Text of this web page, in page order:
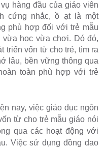
hàng đầu của giáo viên
cứng nhắc, ồ ạt là một
phù hợp đối với trẻ mẫu
vừa học vừa chơi. Dó đó,
triển vốn từ cho trẻ, tìm ra
lâu, bền vững thông qua
toàn phù hợp với trẻ
nay, việc giáo dục ngôn
từ cho trẻ mẫu giáo nói
qua các hoạt động với
Việc sử dụng đồng dao